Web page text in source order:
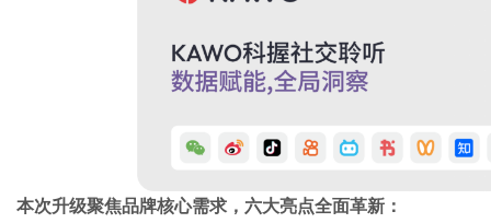
本次升级聚焦品牌核心需求，六大亮点全面革新：